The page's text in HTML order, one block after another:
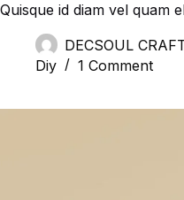
Quisque id diam vel quam
DECSOUL
Diy
1 Comment